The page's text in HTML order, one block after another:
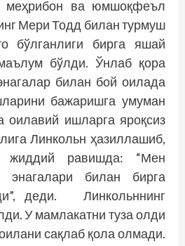
меҳрибон ва юмшоқфеъл
Мери Тодд билан турмуш
бўлганлиги бирга яшай
бўлди. Ўнлаб қора
билан бой оилада
бажаришга умуман
оилавий ишларга яроқсиз
Линкольн ҳазиллашиб,
жиддий равишда: “Мен
энагалари билан бирга
деди. Линкольннинг
У мамлакатни туза олди
сақлаб қола олмади.